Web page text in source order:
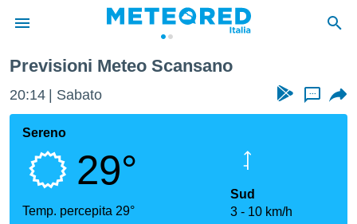
di
per
le
Previsioni Meteo Scansano
20:15 Sabato ...
Sereno
29°
Temp. percepita 29°
Sud
3
10 km/h